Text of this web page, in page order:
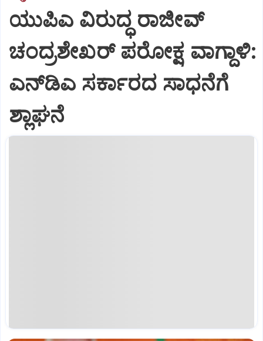
ಯುಪಿಎ ವಿರುದ್ಧ ರಾಜೀವ್
ಚಂದ್ರಶೇಖರ್ ಪರೋಕ್ಷ ವಾಗ್ದಾಳಿ:
ಎನ್‌ಡಿಎ ಸರ್ಕಾರದ ಸಾಧನೆಗೆ
ಶ್ಲಾಘನೆ